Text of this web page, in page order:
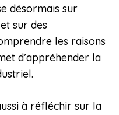
désormais sur
sur des
les raisons
d’appréhender la
à réfléchir sur la